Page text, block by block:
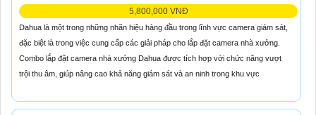
5,800,000 VNĐ
Dahua là một trong những nhãn hiệu hàng đầu trong lĩnh vực camera giám sát,
đặc biệt là trong việc cung cấp các giải pháp cho lắp đặt camera nhà xưởng.
Combo lắp đặt camera nhà xưởng Dahua được tích hợp với chức năng vượt
trội thu âm, giúp nâng cao khả năng giám sát và an ninh trong khu vực